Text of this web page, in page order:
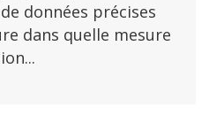
données précises
dans quelle mesure